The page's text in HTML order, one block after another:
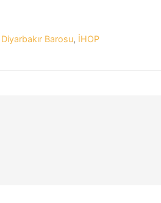
Diyarbakır Barosu, İHOP